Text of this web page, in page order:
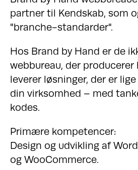
partner til Kendskab, som
"branche-standarder".
Hos Brand by Hand er de
webbureau, der producerer
leverer løsninger, der er
din virksomhed – med
kodes.
Primære kompetencer:
Design og udvikling af
og WooCommerce.